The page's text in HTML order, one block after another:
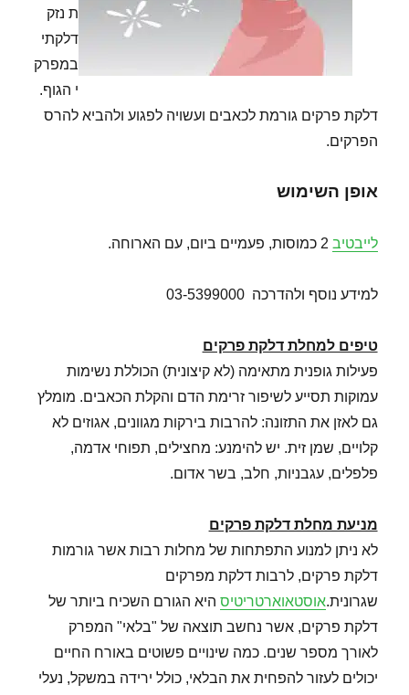
ת נזק
דלקתי
במפרק
י הגוף.
דלקת פרקים גורמת לכאבים ועשויה לפגוע ולהביא להרס
הפרקים.
אופן השימוש
לייבטיב
למידע נוסף ולהדרכה 03-5399000
טיפים למחלת דלקת פרקים
פעילות גופנית מתאימה (לא קיצונית) הכוללת נשימות
עמוקות תסייע לשיפור זרימת הדם והקלת הכאבים. מומלץ
גם לאזן את התזונה: להרבות בירקות מגוונים, אגוזים לא
קלויים, שמן זית. יש להימנע: מחצילים, תפוחי אדמה,
פלפלים, עגבניות, חלב, בשר אדום.
מניעת מחלת דלקת פרקים
לא ניתן למנוע התפתחות של מחלות רבות אשר גורמות
דלקת פרקים, לרבות דלקת מפרקים
שגרונית.אוסטאוארטריטיס היא הגורם השכיח ביותר של
דלקת פרקים, אשר נחשב תוצאה של "בלאי" המפרק
לאורך מספר שנים. כמה שינויים פשוטים באורח החיים
יכולים לעזור להפחית את הבלאי, כולל ירידה במשקל, נעלי